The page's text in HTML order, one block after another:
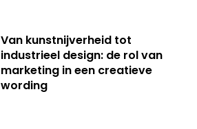
Van kunstnijverheid tot
industrieel design: de rol van
marketing in een creatieve
wording